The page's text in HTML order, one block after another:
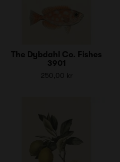
The Dybdahl Co. Fishes
3901
250,00 kr